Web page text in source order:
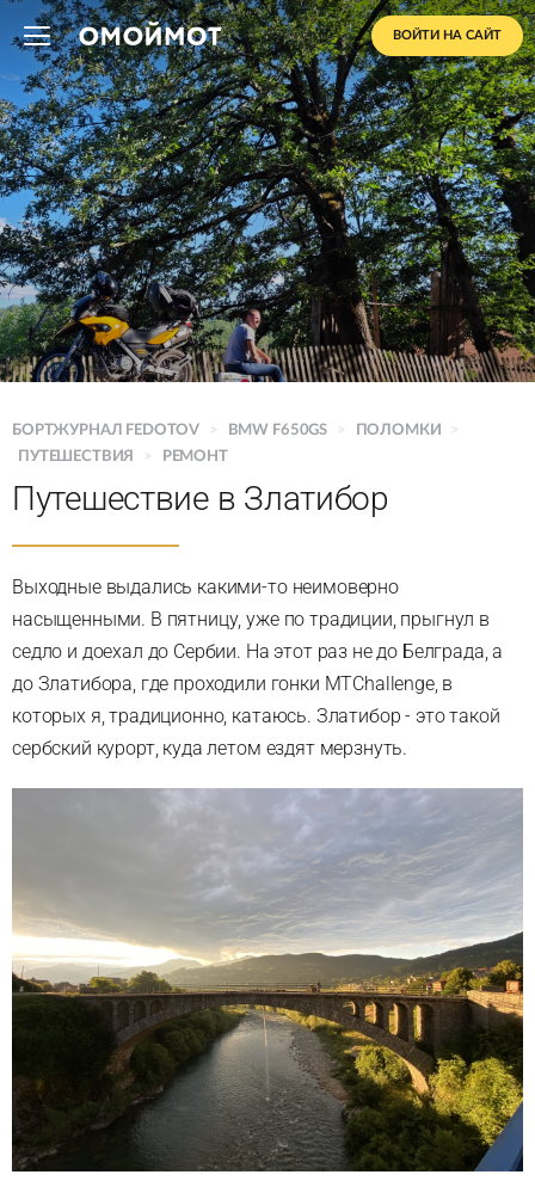
ВОЙТИ НА САЙТ
БОРТЖУРНАЛ FEDOTOV > BMW F650GS > ПОЛОМКИ
>
ПУТЕШЕСТВИЯ
> РЕМОНТ
Путешествие в Златибор
Выходные выдались какими-то неимоверно
насыщенными. В пятницу, уже по традиции, прыгнул в
седло и доехал до Сербии. На этот раз не до Белграда, а
до Златибора, где проходили гонки MTChallenge, в
которых я, традиционно, катаюсь. Златибор - это такой
сербский курорт, куда летом ездят мерзнуть.